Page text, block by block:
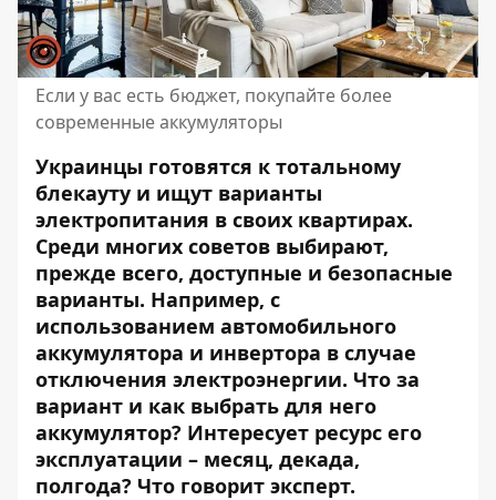
Если у вас есть бюджет, покупайте более
современные аккумуляторы
Украинцы готовятся к тотальному
блекауту и ​​ищут варианты
электропитания в своих квартирах.
Среди многих советов выбирают,
прежде всего, доступные и безопасные
варианты. Например, с
использованием автомобильного
аккумулятора и инвертора в случае
отключения электроэнергии. Что за
вариант и как выбрать для него
аккумулятор? Интересует ресурс его
эксплуатации – месяц, декада,
полгода? Что говорит эксперт.